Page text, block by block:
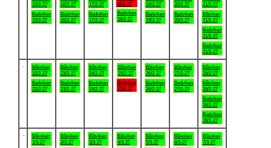
15/2-27
Badviken
15/2-27
16/2-27
Badviken
16/2-27
17/2-27
Badviken
17/2-27
18/2-27
Badviken
18/2-27
19/2-27
Badviken
19/2-27
20/2-27
Badviken
20/2-27
21/2-27
Båtviken
21/2-27
Badviken
21/2-27
Badviken
21/2-27
Båtviken
22/2-27
Badviken
22/2-27
Båtviken
23/2-27
Badviken
23/2-27
Båtviken
24/2-27
Badviken
24/2-27
Båtviken
25/2-27
Badviken
25/2-27
Båtviken
26/2-27
Badviken
26/2-27
Båtviken
27/2-27
Badviken
27/2-27
Båtviken
28/2-27
Båtviken
28/2-27
Badviken
28/2-27
Badviken
28/2-27
Båtviken
1/3-27
Båtviken
2/3-27
Båtviken
3/3-27
Båtviken
4/3-27
Båtviken
5/3-27
Båtviken
6/3-27
Båtviken
7/3-27